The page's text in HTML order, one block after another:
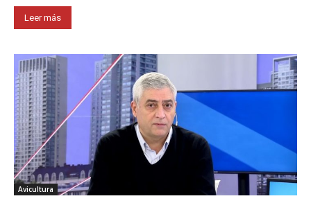
Leer más
Avicultura